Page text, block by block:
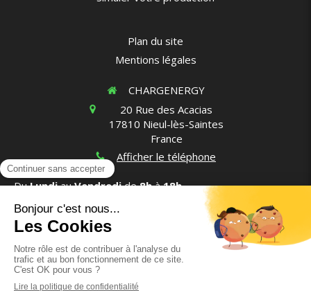
Plan du site
Mentions légales
CHARGENERGY
20 Rue des Acacias
17810 Nieul-lès-Saintes
France
Afficher le téléphone
DuLundiauVendredide8hà18h